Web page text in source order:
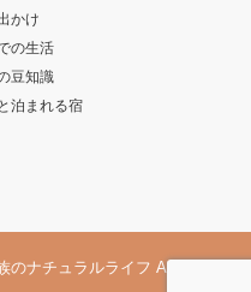
かけ
の生活
豆知識
泊まれる宿
のナチュラルライフ All rights